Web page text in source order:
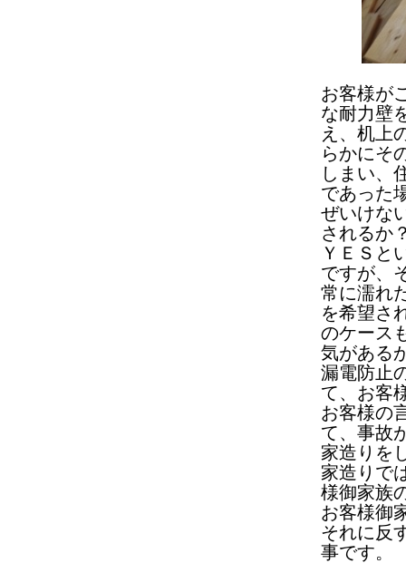
お客様が
な耐力壁
え、机上
らかにそ
しまい、
であった
ぜいけな
されるか
ＹＥＳと
ですが、
常に濡れ
を希望さ
のケース
気がある
漏電防止
て、お客
お客様の
て、事故
家造りを
家造りで
様御家族
お客様御
それに反
事です。